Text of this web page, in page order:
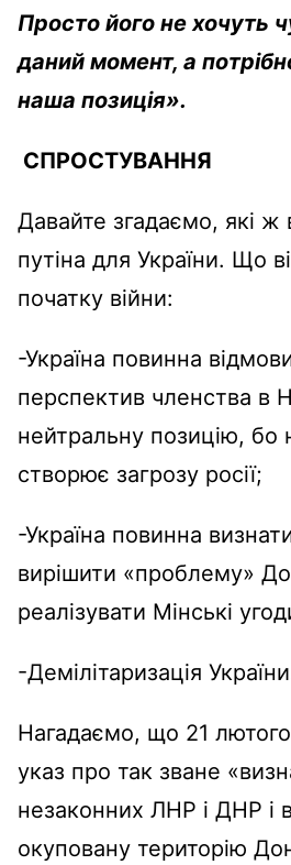
Просто його не хочуть
даний момент, а
наша позиція».
СПРОСТУВАННЯ
Давайте згадаємо, які ж
путіна для України. Що
початку війни:
-Україна повинна
перспектив членства в
нейтральну позицію, бо
створює загрозу росії;
-Україна повинна
вирішити «проблему»
реалізувати Мінські
-Демілітаризація
Нагадаємо, що 21 лютого
указ про так зване
незаконних ЛНР і ДНР і
окуповану територію